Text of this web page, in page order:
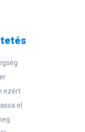
ezért
el